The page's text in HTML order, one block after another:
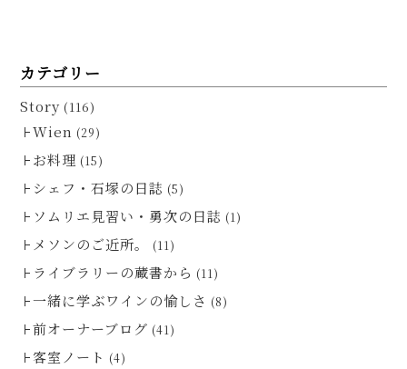
カテゴリー
Story (116)
Wien (29)
お料理 (15)
シェフ・石塚の日誌 (5)
ソムリエ見習い・勇次の日誌 (1)
メソンのご近所。 (11)
ライブラリーの蔵書から (11)
一緒に学ぶワインの愉しさ (8)
前オーナーブログ (41)
客室ノート (4)